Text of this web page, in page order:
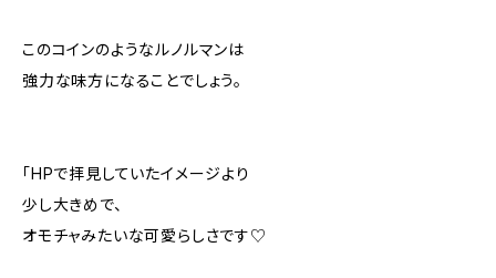
このコインのようなルノルマンは
強力な味方になることでしょう。
「HPで拝見していたイメージより
少し大きめで、
オモチャみたいな可愛らしさです♡